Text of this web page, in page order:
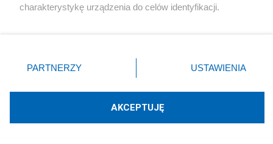
RARS opuścił areszt
charakterystykę urządzenia do celów identyfikacji.
zmienić/wycofać klikając przycisk ustawień prywatności
znajdujący się w lewym dolnym rogu strony
rodzaje przetwarzania danych nie wymagają zgody
użytkownika, ale masz prawo sprzeciwić się takiemu
PARTNERZY USTAWIENIA
AKCEPTUJĘ